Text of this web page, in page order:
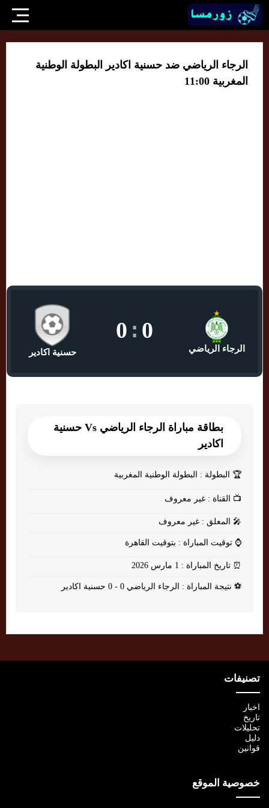
الرجاء الرياضي ضد حسنية اكادير البطولة الوطنية
المغربية 11:00
الرجاء الرياضي
0
:
0
حسنية اكادير
بطاقة مباراة الرجاء الرياضي Vs حسنية
اكادير
🏆 البطولة : البطولة الوطنية المغربية
📺 القناة : غير معروف
🎤 المعلق : غير معروف
⌚ توقيت المباراة : بتوقيت القاهرة
⏰ تاريخ المباراة : 1 مارس 2026
⚽ نتيجة المباراة : الرجاء الرياضي 0 - 0 حسنية اكادير
تصنيفات
اخبار
تاريخ
تحليلات
دليل
قوانين
خصوصية الموقع